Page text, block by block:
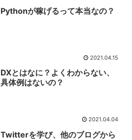
Pythonが稼げるって本当なの？
2021.04.15
DXとはなに？よくわからない、
具体例はないの？
2021.04.04
Twitterを学び、他のブログから